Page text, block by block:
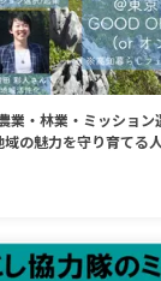
業・林業・ミッショ
の魅力を守り育てる